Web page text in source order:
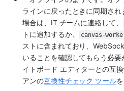
ラインに戻ったときに同期さ
場合は、IT チームに連絡して、
トに追加するか、
canvas-
ストに含まれており、
いることを確認してもらう必
イトボード エディターとの互
アンの互換性チェック ツール